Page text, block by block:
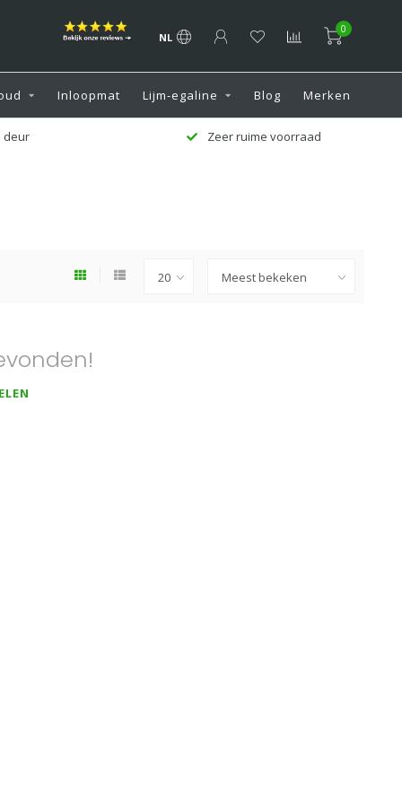
NL
0
Inloopmat Lijm-egaline Blog Merken
deur Zeer ruime voorraad